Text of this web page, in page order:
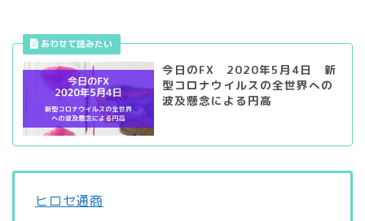
今日のFX 2020年5月4日 新
型コロナウイルスの全世界への
波及懸念による円高
ヒロセ通商